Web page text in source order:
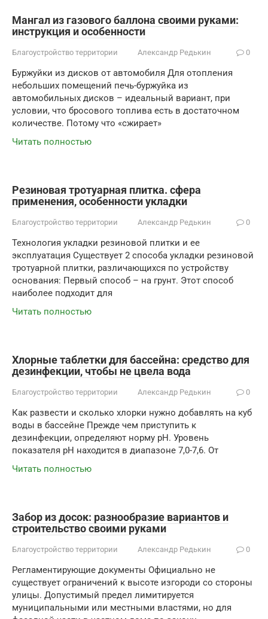
Мангал из газового баллона своими руками:
инструкция и особенности
Благоустройство территории Александр Редькин 0
Буржуйки из дисков от автомобиля Для отопления
небольших помещений печь-буржуйка из
автомобильных дисков – идеальный вариант, при
условии, что бросового топлива есть в достаточном
количестве. Потому что «сжирает»
Читать полностью
Резиновая тротуарная плитка. сфера
применения, особенности укладки
Благоустройство территории Александр Редькин 0
Технология укладки резиновой плитки и ее
эксплуатация Существует 2 способа укладки резиновой
тротуарной плитки, различающихся по устройству
основания: Первый способ – на грунт. Этот способ
наиболее подходит для
Читать полностью
Хлорные таблетки для бассейна: средство для
дезинфекции, чтобы не цвела вода
Благоустройство территории Александр Редькин 0
Как развести и сколько хлорки нужно добавлять на куб
воды в бассейне Прежде чем приступить к
дезинфекции, определяют норму pH. Уровень
показателя pH находится в диапазоне 7,0-7,6. От
Читать полностью
Забор из досок: разнообразие вариантов и
строительство своими руками
Благоустройство территории Александр Редькин 0
Регламентирующие документы Официально не
существует ограничений к высоте изгороди со стороны
улицы. Допустимый предел лимитируется
муниципальными или местными властями, но для